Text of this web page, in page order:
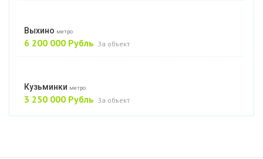
Выхино метро
6 200 000 Рубль За объект
Кузьминки метро
3 250 000 Рубль За объект